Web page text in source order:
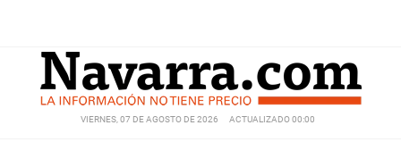
VIERNES, 07 DE AGOSTO DE 2026 ACTUALIZADO 00:00